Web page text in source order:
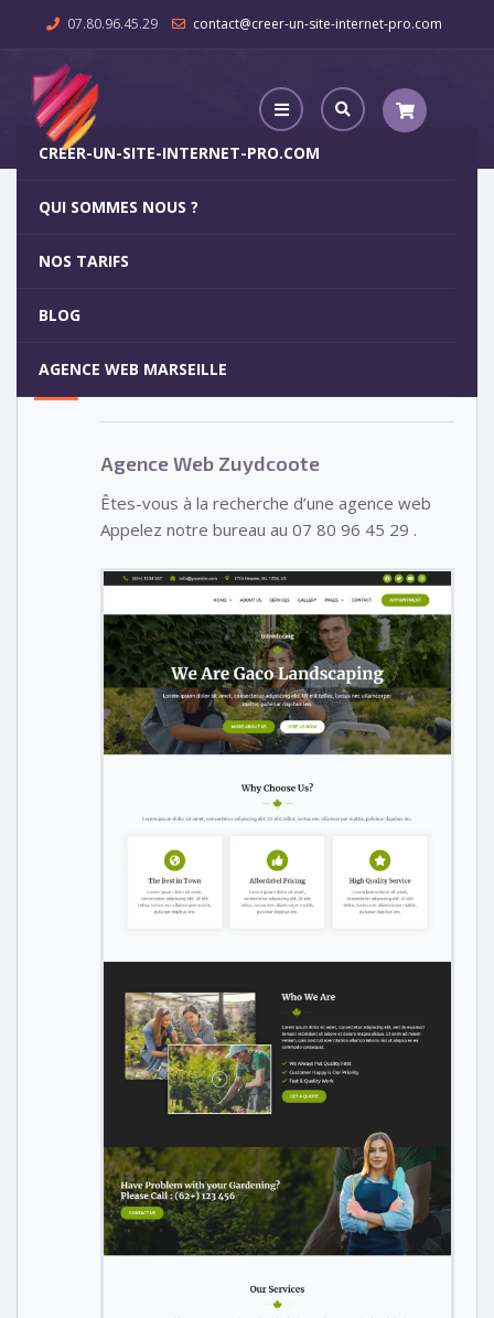
07.80.96.45.29 contact@creer-un-site-internet-pro.com
CREER-UN-SITE-INTERNET-PRO.COM
QUI SOMMES NOUS ?
NOS TARIFS
BLOG
AGENCE WEB MARSEILLE
Agence Web Zuydcoote
5
Votre site internet pour 29€
Agence Web Zuydcoote
Êtes-vous à la recherche d’une agence web
Appelez notre bureau au 07 80 96 45 29 .